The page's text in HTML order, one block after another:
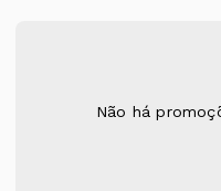
Não há